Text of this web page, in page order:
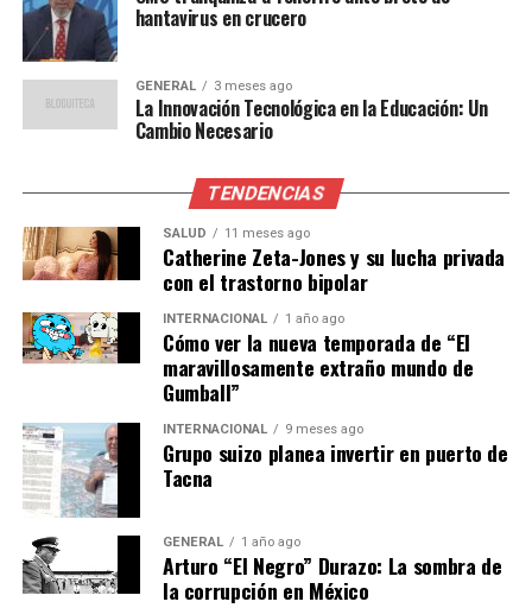
escala en la zona hotelera, contemplando 566
habitaciones de hotel y 321 residencias de tipo branded.
La apuesta de Murano por este desarrollo refleja la
capacidad del destino para atraer capital de largo plazo,
perder competitividad. La participación de Accor, con
presencia en más de 110 países, y Ennismore, operando
en más de 40 naciones, otorga al proyecto un respaldo
operativo que trasciende el turismo tradicional.
Desafíos Regulatorios en la
Industria Farmacéutica
En Bogotá, representantes de las principales agencias
regulatorias de América Latina, incluyendo la Comisión
Federal para la Protección contra Riesgos Sanitarios de
impulsar una mayor convergencia regulatoria. Juan de
Villafranca, presidente ejecutivo de la Asociación
hantavirus en crucero
GENERAL 3 meses ago
La Innovación Tecnológica en la Educación: Un
Cambio Necesario
TENDENCIAS
SALUD 11 meses ago
Catherine Zeta-Jones y su lucha privada
con el trastorno bipolar
INTERNACIONAL 1 año ago
Cómo ver la nueva temporada de “El
maravillosamente extraño mundo de
Gumball”
INTERNACIONAL 9 meses ago
Grupo suizo planea invertir en puerto de
Tacna
GENERAL 1 año ago
Arturo “El Negro” Durazo: La sombra de
la corrupción en México